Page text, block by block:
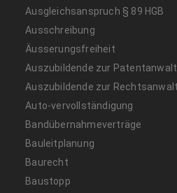
Ausgleichsanspruch § 89 HGB
Ausschreibung
Äusserungsfreiheit
Auszubildende zur
Auszubildende zur
Auto-vervollständigung
Bandübernahmeverträge
Bauleitplanung
Baurecht
Baustopp